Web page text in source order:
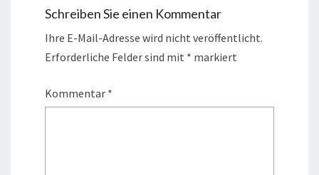
Schreiben Sie einen Kommentar
Ihre E-Mail-Adresse wird nicht veröffentlicht.
Erforderliche Felder sind mit * markiert
Kommentar *